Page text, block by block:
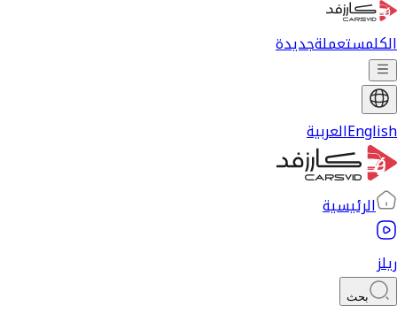
الكلمستعملةجديدة
Englishالعربية
الرئيسية
ريلز
بحث